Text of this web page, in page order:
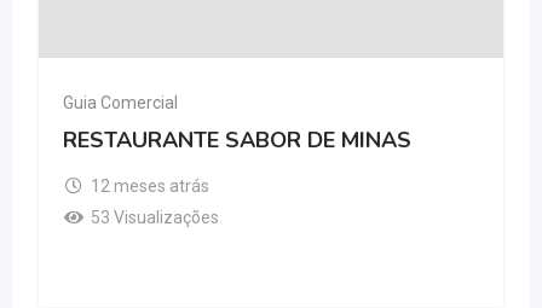
Guia Comercial
RESTAURANTE SABOR DE MINAS
12 meses atrás
53 Visualizações